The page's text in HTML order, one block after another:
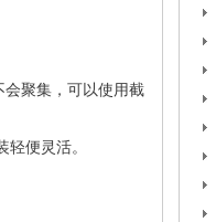
会聚集，可以使用截
便灵活。